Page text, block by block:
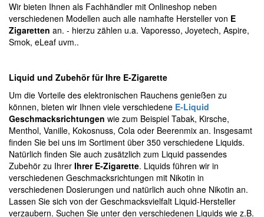
Wir bieten Ihnen als Fachhändler mit Onlineshop neben
verschiedenen Modellen auch alle namhafte Hersteller von E
Zigaretten an. - hierzu zählen u.a. Vaporesso, Joyetech, Aspire,
Smok, eLeaf uvm..
Liquid und Zubehör für Ihre E-Zigarette
Um die Vorteile des elektronischen Rauchens genießen zu
können, bieten wir Ihnen viele verschiedene E-Liquid
Geschmacksrichtungen wie zum Beispiel Tabak, Kirsche,
Menthol, Vanille, Kokosnuss, Cola oder Beerenmix an. Insgesamt
finden Sie bei uns im Sortiment über 350 verschiedene Liquids.
Natürlich finden Sie auch zusätzlich zum Liquid passendes
Zubehör zu Ihrer Ihrer E-Zigarette. Liquids führen wir in
verschiedenen Geschmacksrichtungen mit Nikotin in
verschiedenen Dosierungen und natürlich auch ohne Nikotin an.
Lassen Sie sich von der Geschmacksvielfalt Liquid-Hersteller
verzaubern. Suchen Sie unter den verschiedenen Liquids wie z.B.